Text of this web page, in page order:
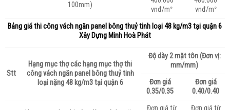
100mm)
vnđ/m²
vnđ/m²
Bảng giá thi công vách ngăn panel bông thuỷ tinh loại48 kg/m3 tại quận 6
Xây Dựng Minh Hoà Phát
Stt
Hạng mục thợ các hạng mục thợ thi
công vách ngăn panel bông thuỷ tinh
loại nặng 48 kg/m3 tại quận 6
Độ dày 2 mặt tôn (Đơn vị:
mm/mm)
Đơn giá
0.35/0.35
Đơn giá
0.40/0.40
Đơn giá từ
Đơn giá từ